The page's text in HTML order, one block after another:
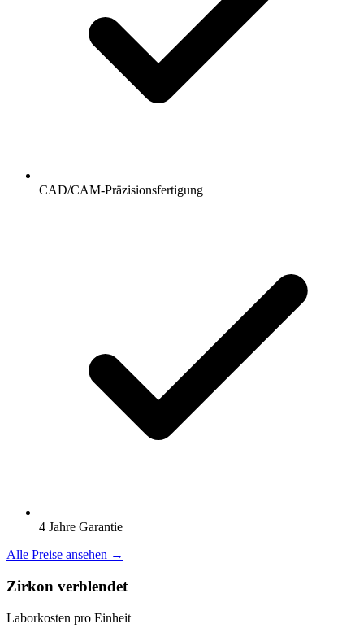
CAD/CAM-Präzisionsfertigung
4 Jahre Garantie
Alle Preise ansehen →
Zirkon verblendet
Laborkosten pro Einheit